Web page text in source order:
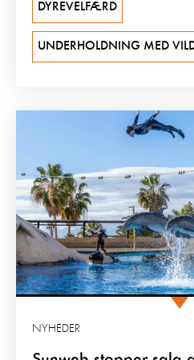
DYREVELFÆRD
UNDERHOLDNING MED
NYHEDER